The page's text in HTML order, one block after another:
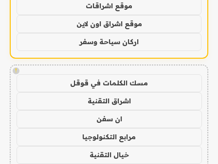
موقع اشراقات
موقع اشراق اون لاين
اركان سياحة وسفر
!
مسك الكلمات في قوقل
اشراق التقنية
ان سفن
مرابع التكنولوجيا
خيال التقنية